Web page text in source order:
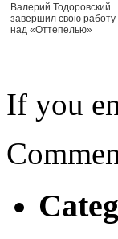
Валерий Тодоровский
завершил свою работу
над «Оттепелью»
If you